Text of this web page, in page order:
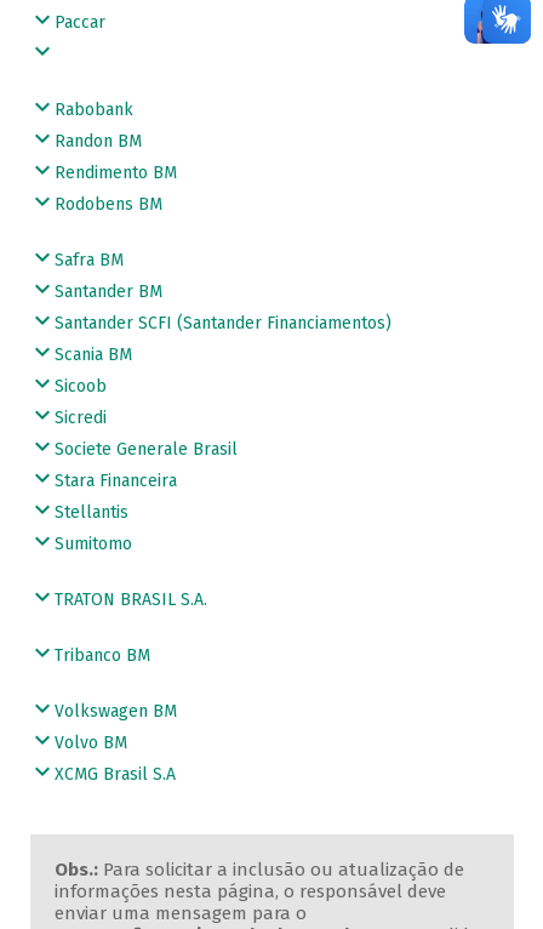
Paccar
Rabobank
Randon BM
Rendimento BM
Rodobens BM
Safra BM
Santander BM
Santander SCFI (Santander Financiamentos)
Scania BM
Sicoob
Sicredi
Societe Generale Brasil
Stara Financeira
Stellantis
Sumitomo
TRATON BRASIL S.A.
Tribanco BM
Volkswagen BM
Volvo BM
XCMG Brasil S.A
Obs.:Para solicitar a inclusão ou atualização de
informações nesta página, o responsável deve
enviar uma mensagem para o